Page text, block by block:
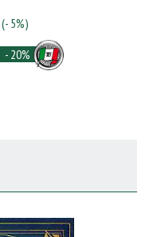
(- 5%)
- 20%